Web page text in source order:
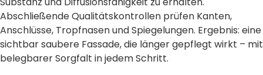
Abschließende Qualitätskontrollen prüfen Kanten,
Anschlüsse, Tropfnasen und Spiegelungen. Ergebnis: eine
sichtbar saubere Fassade, die länger gepflegt wirkt – mit
belegbarer Sorgfalt in jedem Schritt.